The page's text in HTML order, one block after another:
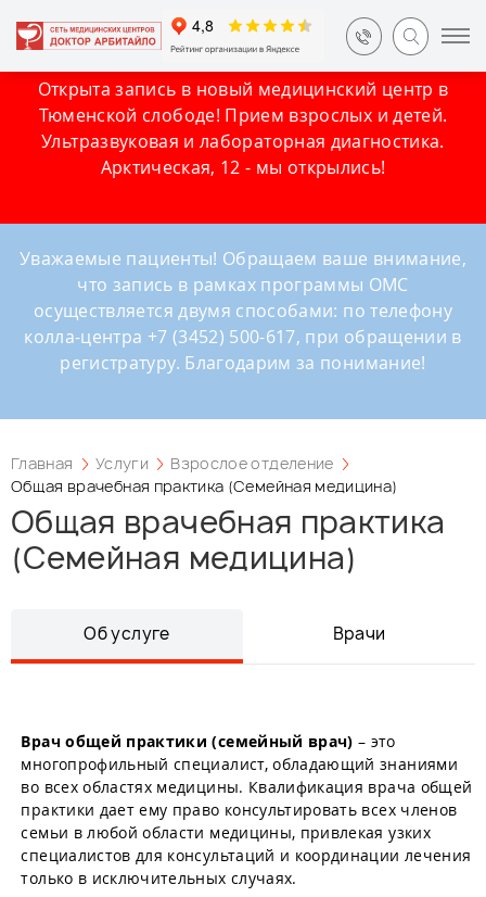
Открыта запись в новый медицинский центр в
Тюменской слободе! Прием взрослых и детей.
Ультразвуковая и лабораторная диагностика.
Арктическая, 12 - мы открылись!
Уважаемые пациенты! Обращаем ваше внимание,
что запись в рамках программы ОМС
осуществляется двумя способами: по телефону
колла-центра +7 (3452) 500-617, при обращении в
регистратуру. Благодарим за понимание!
Главная Услуги
Взрослое отделение
Общая врачебная практика (Семейная медицина)
Общая врачебная практика
(Семейная медицина)
Об услуге Врачи
Врач общей практики (семейный врач) – это
многопрофильный специалист, обладающий знаниями
во всех областях медицины. Квалификация врача общей
практики дает ему право консультировать всех членов
семьи в любой области медицины, привлекая узких
специалистов для консультаций и координации лечения
только в исключительных случаях.